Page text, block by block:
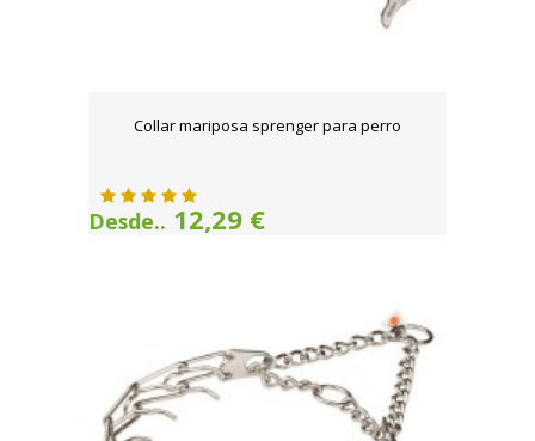
Collar mariposa sprenger para perro
Desde.. 12,29 €